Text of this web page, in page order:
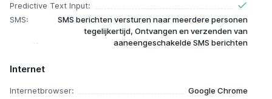
Predictive Text Input:
SMS:
SMS berichten versturen naar meerdere personen
tegelijkertijd, Ontvangen en verzenden van
aaneengeschakelde SMS berichten
Internet
Internetbrowser:
Google Chrome